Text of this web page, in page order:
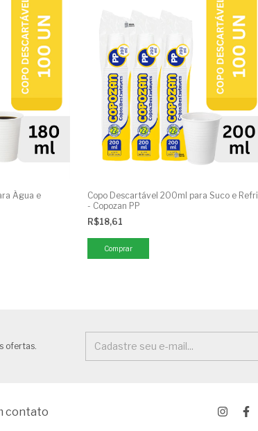
Água e
Copo Descartável 200ml para Suco e Refri
- Copozan PP
R$18,61
Comprar
ofertas.
contato